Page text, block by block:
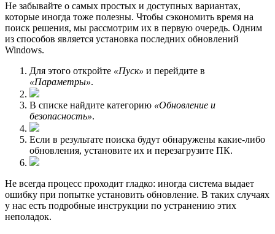
Не забывайте о самых простых и доступных вариантах,
которые иногда тоже полезны. Чтобы сэкономить время на
поиск решения, мы рассмотрим их в первую очередь. Одним
из способов является установка последних обновлений
Windows.
Для этого откройте «Пуск» и перейдите в
«Параметры».
В списке найдите категорию «Обновление и
безопасность».
Если в результате поиска будут обнаружены какие-либо
обновления, установите их и перезагрузите ПК.
Не всегда процесс проходит гладко: иногда система выдает
ошибку при попытке установить обновление. В таких случаях
у нас есть подробные инструкции по устранению этих
неполадок.